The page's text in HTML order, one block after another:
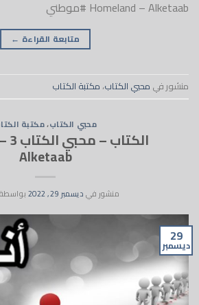
Homeland – Alketaab #موطني
متابعة القراءة ←
منشور في محبي الكتاب، مكتبة الكتاب
محبي الكتاب،مكتبة
Alketaab
منشور فيديسمبر 29, 2022 بواسطة
29
ديسمبر